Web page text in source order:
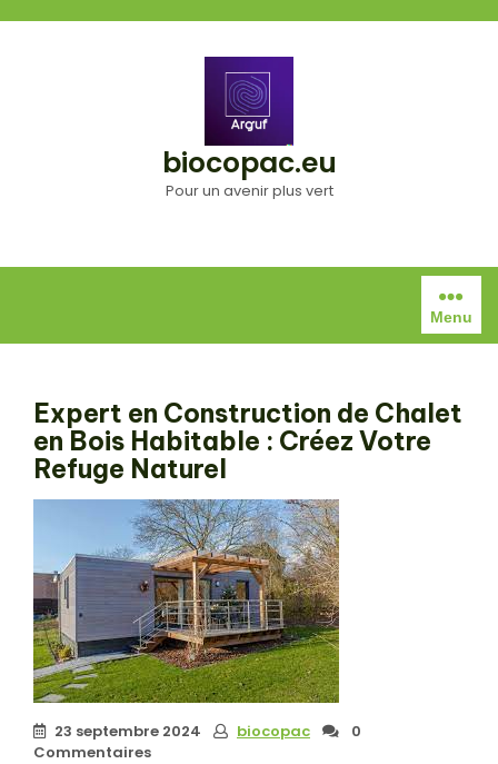
biocopac.eu
Pour un avenir plus vert
Menu
Expert en Construction de Chalet
en Bois Habitable : Créez Votre
Refuge Naturel
23 septembre 2024 biocopac
0
Commentaires